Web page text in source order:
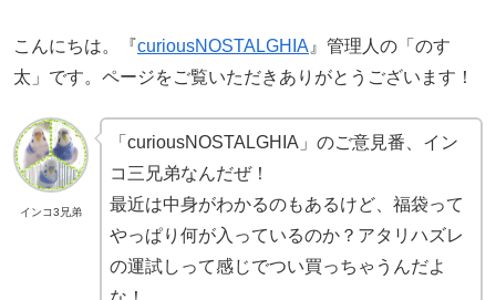
こんにちは。『curiousNOSTALGHIA 』管理人の「のす
太」です。ページをご覧いただきありがとうございます！
インコ3兄弟
「curiousNOSTALGHIA」のご意見番、イン
コ三兄弟なんだぜ！
最近は中身がわかるのもあるけど、福袋って
やっぱり何が入っているのか？アタリハズレ
の運試しって感じでつい買っちゃうんだよ